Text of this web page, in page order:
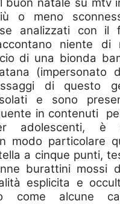
o meno
analizzati con il
niente di
di una bionda
(impersonato
di questo
e sono
in contenuti
adolescenti, è
modo particolare
a cinque punti,
burattini mossi
esplicita e
come alcune